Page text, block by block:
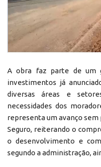
A obra faz parte de um
investimentos já
diversas áreas e
necessidades dos
representa um avanço
Seguro, reiterando o
o desenvolvimento e
segundo a administração,